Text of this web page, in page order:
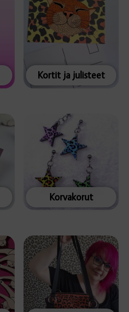
Kortit ja julisteet
Korvakorut